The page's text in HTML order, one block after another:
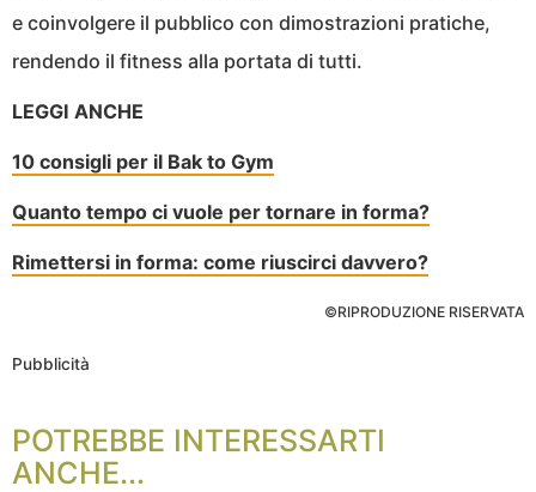
e coinvolgere il pubblico con dimostrazioni pratiche,
rendendo il fitness alla portata di tutti.
LEGGI ANCHE
10 consigli per il Bak to Gym
Quanto tempo ci vuole per tornare in forma?
Rimettersi in forma: come riuscirci davvero?
©RIPRODUZIONE RISERVATA
Pubblicità
POTREBBE INTERESSARTI
ANCHE...